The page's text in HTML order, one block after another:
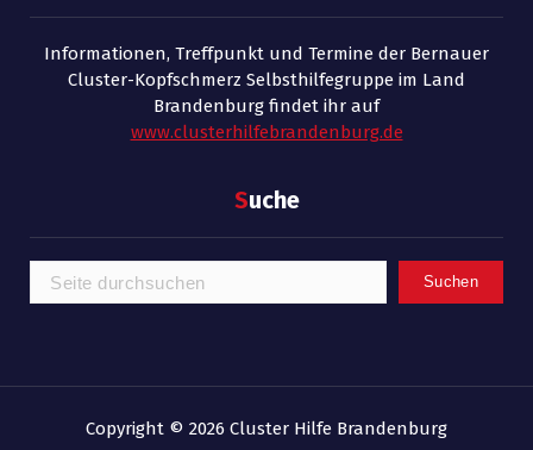
Informationen, Treffpunkt und Termine der Bernauer
Cluster-Kopfschmerz Selbsthilfegruppe im Land
Brandenburg findet ihr auf
www.clusterhilfebrandenburg.de
Suche
Suchen
Copyright © 2026 Cluster Hilfe Brandenburg